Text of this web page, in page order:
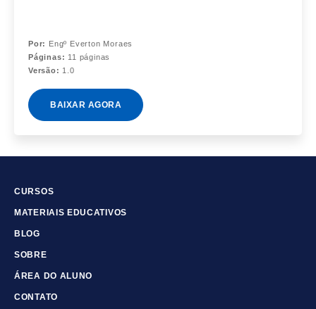
Por: Engº Everton Moraes
Páginas: 11 páginas
Versão: 1.0
BAIXAR AGORA
CURSOS
MATERIAIS EDUCATIVOS
BLOG
SOBRE
ÁREA DO ALUNO
CONTATO